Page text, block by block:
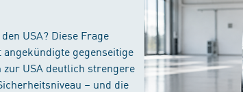
USA? Diese Frage
gegenseitige
USA deutlich strengere
– und die